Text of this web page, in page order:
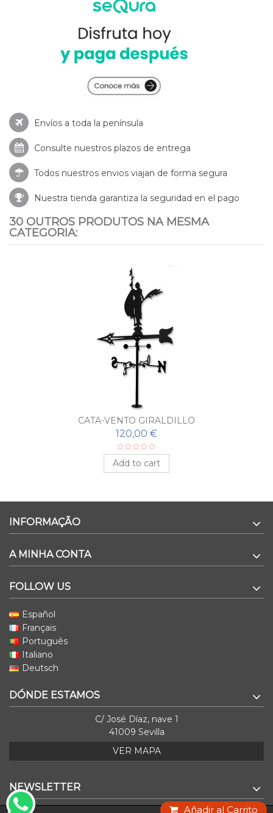
Envíos a toda la península
Consulte nuestros plazos de entrega
Todos nuestros envios viajan de forma segura
Nuestra tienda garantiza la seguridad en el pago
30 OUTROS PRODUTOS NA MESMA
CATEGORIA:
CATA-VENTO GIRALDILLO
120,00 €
Add to cart
INFORMAÇÃO
A MINHA CONTA
FOLLOW US
Español
Français
Português
Italiano
Deutsch
DÓNDE ESTAMOS
C/ José Díaz, nave 1
41009 Sevilla
VER MAPA
NEWSLETTER
Añadir al Carrito